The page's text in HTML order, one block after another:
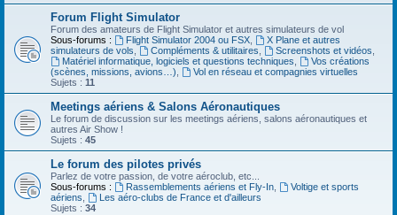
Forum Flight Simulator
Forum des amateurs de Flight Simulator et autres simulateurs de vol
Sous-forums :
Flight Simulator 2004 ou FSX,
X Plane et autres
simulateurs de vols
Compléments & utilitaires Screenshots et vidéos
Matériel informatique, logiciels et questions techniques
Vos créations
(scènes, missions, avions…)
Vol en réseau et compagnies virtuelles
Sujets : 11
Meetings aériens & Salons Aéronautiques
Le forum de discussion sur les meetings aériens, salons aéronautiques et
autres Air Show !
Sujets : 45
Le forum des pilotes privés
Parlez de votre passion, de votre aéroclub, etc...
Sous-forums :
Rassemblements aériens et Fly-In,
Voltige et sports
aériens
Les aéro-clubs de France et d'ailleurs
Sujets : 34